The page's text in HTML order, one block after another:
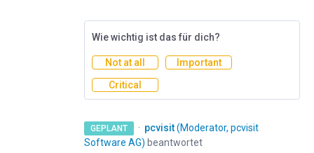
Wie wichtig ist das für dich?
Not at all
Important
Critical
GEPLANT · pcvisit(Moderator, pcvisit
Software AG) beantwortet